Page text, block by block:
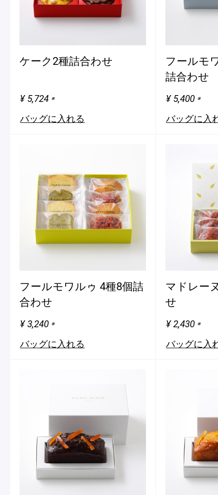
ケーク2種詰合わせ
¥ 5,724 ※
バッグに入れる
フールモ
詰合わせ
¥ 5,400 ※
バッグに入
フールモワルゥ 4種8個詰
合わせ
¥ 3,240 ※
バッグに入れる
マドレー
せ
¥ 2,430 ※
バッグに入